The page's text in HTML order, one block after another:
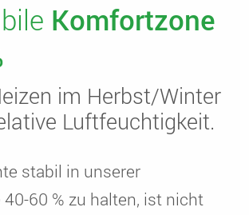
Komfortzone
im Herbst/Winter
Luftfeuchtigkeit.
stabil in unserer
60 % zu halten, ist nicht